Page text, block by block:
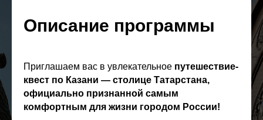
Описание программы
Приглашаем вас в увлекательное путешествие-
квест по Казани — столице Татарстана,
официально признанной самым
комфортным для жизни городом России!